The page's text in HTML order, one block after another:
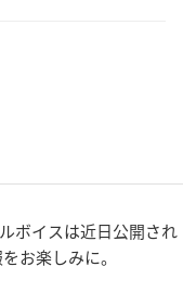
ボイスは近日公開され
お楽しみに。